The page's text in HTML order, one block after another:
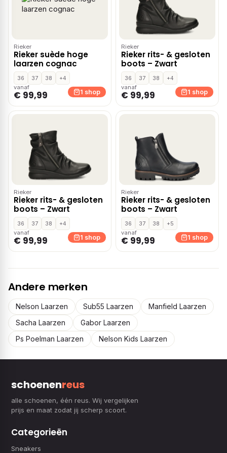
Rieker
Rieker suède hoge
laarzen cognac
36 37 38
+4
vanaf
€ 99,99 1 shop
Rieker
Rieker rits- & gesloten
boots – Zwart
36 37 38
+4
vanaf
€ 99,99 1 shop
Rieker
Rieker rits- & gesloten
boots – Zwart
36 37 38
+4
vanaf
€ 99,99 1 shop
Rieker
Rieker rits- & gesloten
boots – Zwart
36 37 38
+5
vanaf
€ 99,99 1 shop
Andere merken
Nelson Laarzen Sub55 Laarzen
Manfield Laarzen
Sacha Laarzen
Gabor Laarzen
Ps Poelman Laarzen
Nelson Kids Laarzen
schoenenreus
alle schoenen, één reus. Wij vergelijken
prijs en maat zodat jij scherp scoort.
Categorieën
Sneakers